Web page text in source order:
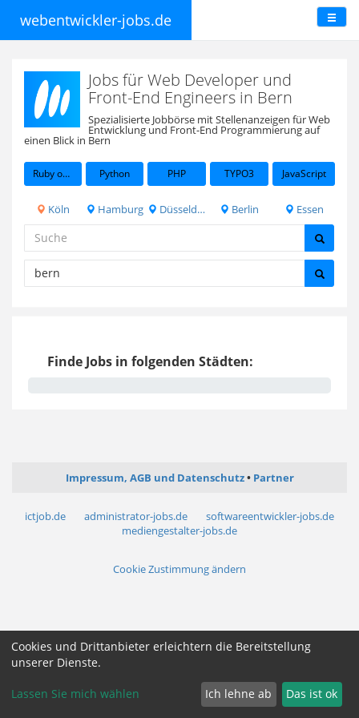
webentwickler-jobs.de
Jobs für Web Developer und
Front-End Engineers in Bern
Spezialisierte Jobbörse mit Stellenanzeigen für Web
Entwicklung und Front-End Programmierung auf
einen Blick in Bern
Ruby on Rails Python PHP TYPO3 JavaScript
Köln Hamburg Düsseldorf Berlin Essen
Finde Jobs in folgenden Städten:
Impressum, AGB und Datenschutz Partner
ictjob.de administrator-jobs.de
softwareentwickler-jobs.de
mediengestalter-jobs.de
Cookie Zustimmung ändern
Cookies und Drittanbieter erleichtern die Bereitstellung
unserer Dienste.
Lassen Sie mich wählen Ich lehne ab Das ist ok